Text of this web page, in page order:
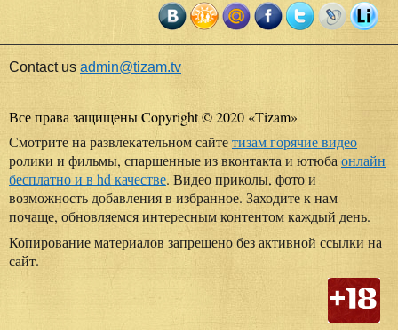
Contact us admin@tizam.tv
Все права защищены Copyright © 2020 «Tizam»
Смотрите на развлекательном сайтетизам горячие видео
ролики и фильмы, спаршенные из вконтакта и ютюба онлайн
бесплатно и в hd качестве. Видео приколы, фото и
возможность добавления в избранное. Заходите к нам
почаще, обновляемся интересным контентом каждый день.
Копирование материалов запрещено без активной ссылки на
сайт.